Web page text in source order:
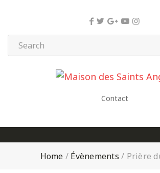
Contact
Home / Évènements / Prière